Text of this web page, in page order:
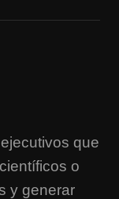
que
o
y generar